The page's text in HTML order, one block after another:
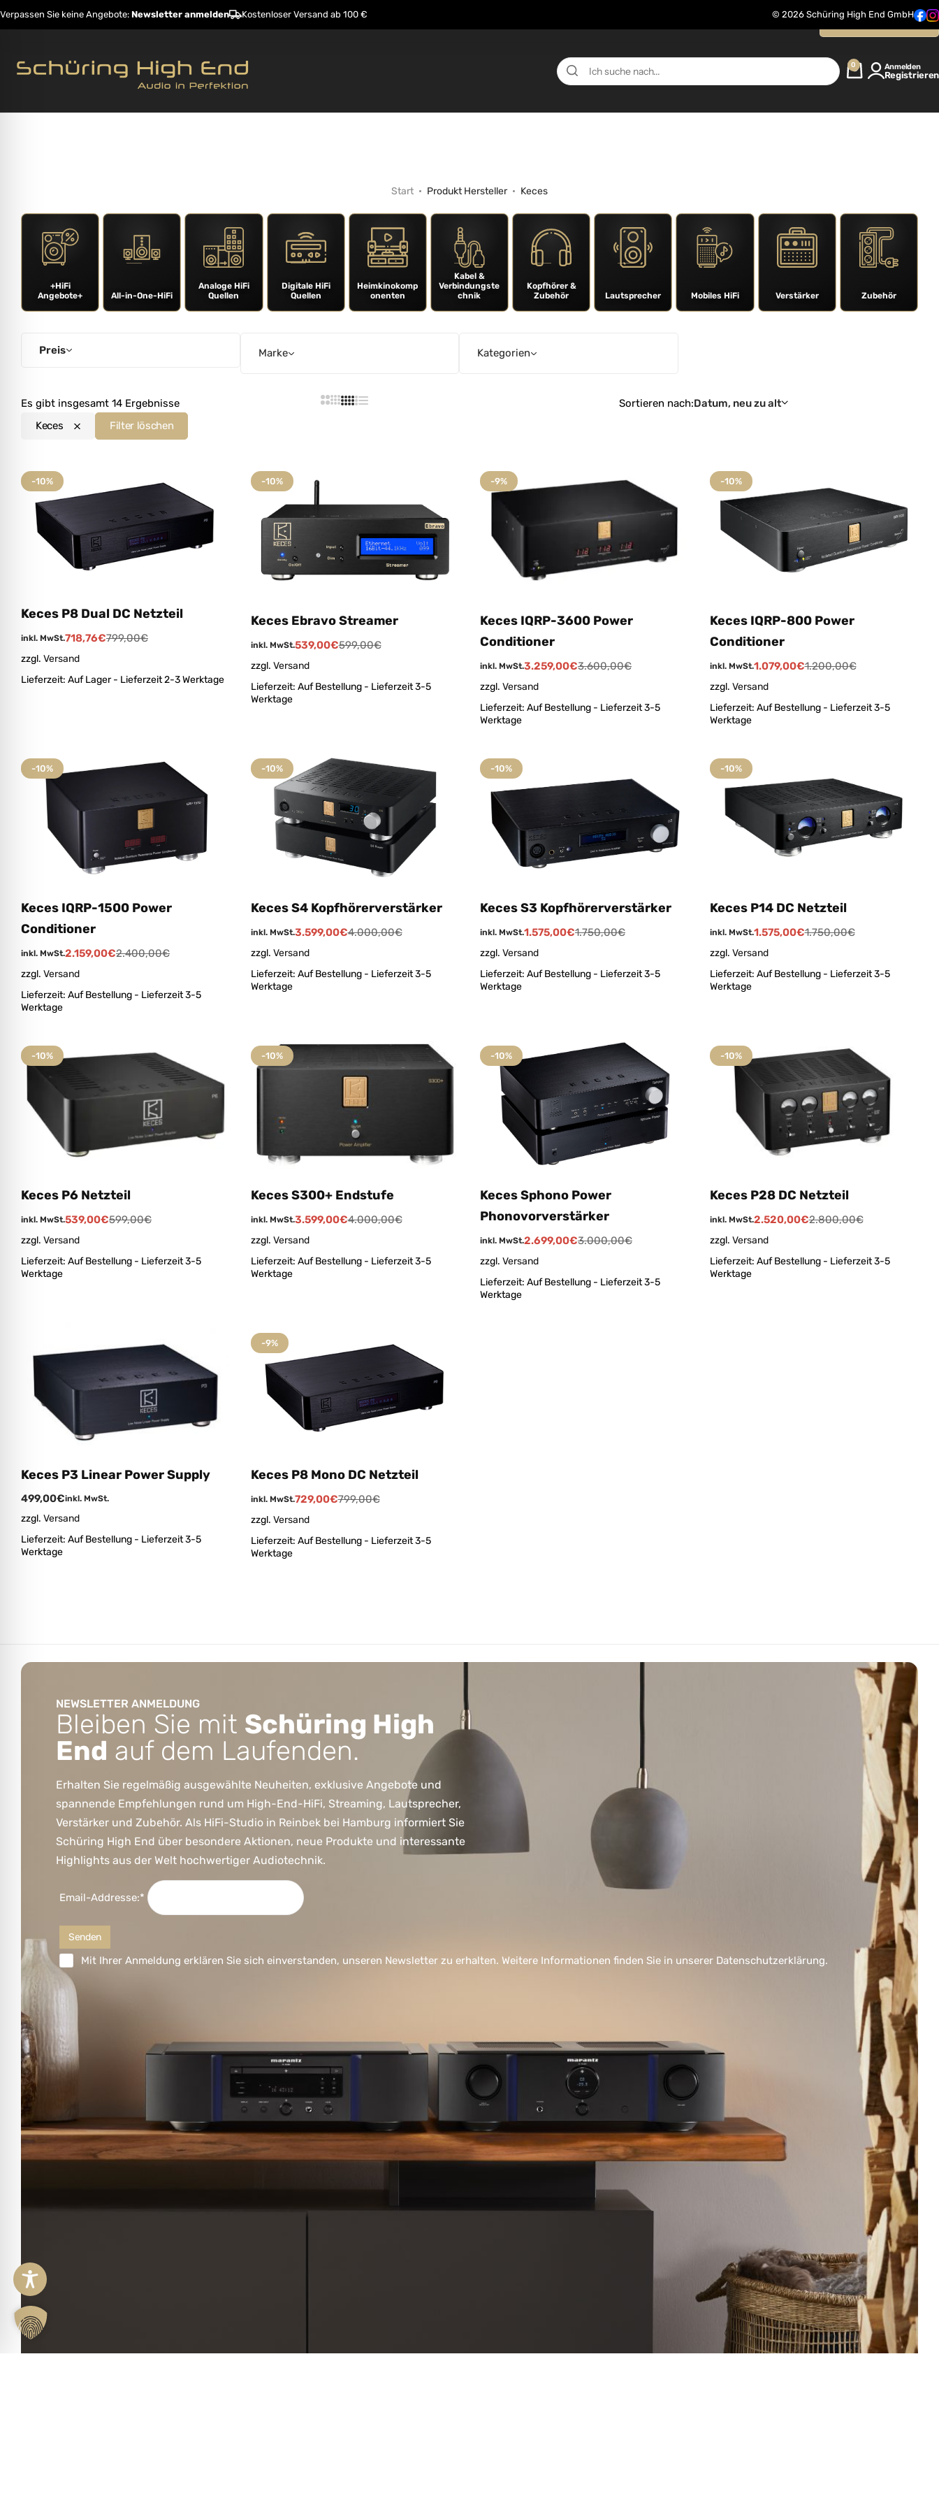
Verpassen Sie keine Angebote: Newsletter anmelden Kostenloser Versand ab 100 € © 2026 Schüring High End GmbH
0 Anmelden
Registrieren
Startseite Shop Hersteller Dienstleistungen Über uns Kontaktanfrage
Start Produkt Hersteller Keces
+HiFi
Angebote+
All-in-One-HiFi
Analoge HiFi
Quellen
Digitale HiFi
Quellen
Heimkinokomp
onenten
Kabel &
Verbindungste
chnik
Kopfhörer &
Zubehör
Lautsprecher Mobiles HiFi Verstärker Zubehör
Preis Marke Kategorien
Es gibt insgesamt 14 Ergebnisse Sortieren nach:Datum, neu zu alt
Keces
Filter löschen
-10%
Keces P8 Dual DC Netzteil
799,00€
718,76€
inkl. MwSt.
zzgl. Versand
Lieferzeit: Auf Lager - Lieferzeit 2-3 Werktage
-10%
Keces Ebravo Streamer
599,00€
539,00€
inkl. MwSt.
zzgl. Versand
Lieferzeit: Auf Bestellung - Lieferzeit 3-5
Werktage
-9%
Keces IQRP-3600 Power
Conditioner
3.600,00€
3.259,00€
inkl. MwSt.
zzgl. Versand
Lieferzeit: Auf Bestellung - Lieferzeit 3-5
Werktage
-10%
Keces IQRP-800 Power
Conditioner
1.200,00€
1.079,00€
inkl. MwSt.
zzgl. Versand
Lieferzeit: Auf Bestellung - Lieferzeit 3-5
Werktage
-10%
Keces IQRP-1500 Power
Conditioner
2.400,00€
2.159,00€
inkl. MwSt.
zzgl. Versand
Lieferzeit: Auf Bestellung - Lieferzeit 3-5
Werktage
-10%
Keces S4 Kopfhörerverstärker
4.000,00€
3.599,00€
inkl. MwSt.
zzgl. Versand
Lieferzeit: Auf Bestellung - Lieferzeit 3-5
Werktage
-10%
Keces S3 Kopfhörerverstärker
1.750,00€
1.575,00€
inkl. MwSt.
zzgl. Versand
Lieferzeit: Auf Bestellung - Lieferzeit 3-5
Werktage
-10%
Keces P14 DC Netzteil
1.750,00€
1.575,00€
inkl. MwSt.
zzgl. Versand
Lieferzeit: Auf Bestellung - Lieferzeit 3-5
Werktage
-10%
Keces P6 Netzteil
599,00€
539,00€
inkl. MwSt.
zzgl. Versand
Lieferzeit: Auf Bestellung - Lieferzeit 3-5
Werktage
-10%
Keces S300+ Endstufe
4.000,00€
3.599,00€
inkl. MwSt.
zzgl. Versand
Lieferzeit: Auf Bestellung - Lieferzeit 3-5
Werktage
-10%
Keces Sphono Power
Phonovorverstärker
3.000,00€
2.699,00€
inkl. MwSt.
zzgl. Versand
Lieferzeit: Auf Bestellung - Lieferzeit 3-5
Werktage
-10%
Keces P28 DC Netzteil
2.800,00€
2.520,00€
inkl. MwSt.
zzgl. Versand
Lieferzeit: Auf Bestellung - Lieferzeit 3-5
Werktage
Keces P3 Linear Power Supply
499,00€inkl. MwSt.
zzgl. Versand
Lieferzeit: Auf Bestellung - Lieferzeit 3-5
Werktage
-9%
Keces P8 Mono DC Netzteil
799,00€
729,00€
inkl. MwSt.
zzgl. Versand
Lieferzeit: Auf Bestellung - Lieferzeit 3-5
Werktage
NEWSLETTER ANMELDUNG
Bleiben Sie mit Schüring High
End auf dem Laufenden.
Erhalten Sie regelmäßig ausgewählte Neuheiten, exklusive Angebote und
spannende Empfehlungen rund um High-End-HiFi, Streaming, Lautsprecher,
Verstärker und Zubehör. Als HiFi-Studio in Reinbek bei Hamburg informiert Sie
Schüring High End über besondere Aktionen, neue Produkte und interessante
Highlights aus der Welt hochwertiger Audiotechnik.
Email-Addresse:*
Mit Ihrer Anmeldung erklären Sie sich einverstanden, unseren Newsletter zu erhalten. Weitere Informationen finden Sie in unserer Datenschutzerklärung.
sicherer Modus